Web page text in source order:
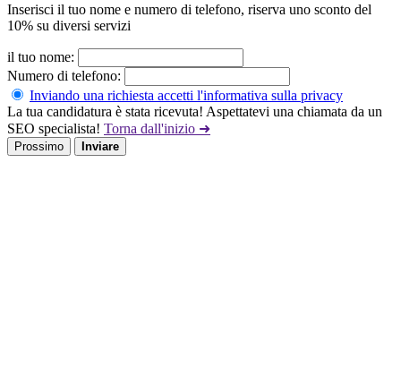
Inserisci il tuo nome e numero di telefono, riserva uno sconto del
10% su diversi servizi
il tuo nome:
Numero di telefono:
Inviando una richiesta accetti l'informativa sulla privacy
La tua candidatura è stata ricevuta! Aspettatevi una chiamata da un
SEO specialista! Torna dall'inizio ➜
Prossimo Inviare